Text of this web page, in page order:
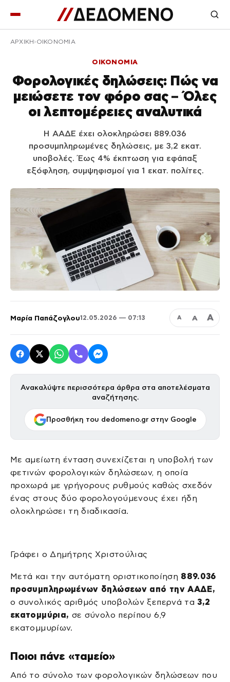
ΑΡΧΙΚΉ ΟΙΚΟΝΟΜΙΑ
ΟΙΚΟΝΟΜΙΑ
Φορολογικές δηλώσεις: Πώς να
μειώσετε τον φόρο σας – Όλες
οι λεπτομέρειες αναλυτικά
Η ΑΑΔΕ έχει ολοκληρώσει 889.036
προσυμπληρωμένες δηλώσεις, με 3,2 εκατ.
υποβολές. Έως 4% έκπτωση για εφάπαξ
εξόφληση, συμψηφισμοί για 1 εκατ. πολίτες.
Μαρία Παπάζογλου12.05.2026 — 07:13 Α Α Α
Ανακαλύψτε περισσότερα άρθρα στα αποτελέσματα
αναζήτησης.
Προσθήκη του dedomeno.gr στην Google
Με αμείωτη ένταση συνεχίζεται η υποβολή των
φετινών φορολογικών δηλώσεων, η οποία
προχωρά με γρήγορους ρυθμούς καθώς σχεδόν
ένας στους δύο φορολογούμενους έχει ήδη
ολοκληρώσει τη διαδικασία.
Γράφει ο Δημήτρης Χριστούλιας
Μετά και την αυτόματη οριστικοποίηση 889.036
προσυμπληρωμένων δηλώσεων από την ΑΑΔΕ,
ο συνολικός αριθμός υποβολών ξεπερνά τα 3,2
εκατομμύρια, σε σύνολο περίπου 6,9
εκατομμυρίων.
Ποιοι πάνε «ταμείο»
Από το σύνολο των φορολογικών δηλώσεων που